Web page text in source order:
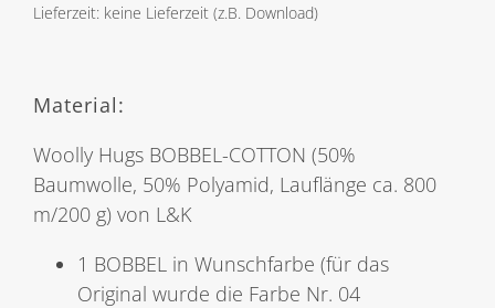
Lieferzeit: keine Lieferzeit (z.B. Download)
Material:
Woolly Hugs BOBBEL-COTTON (50%
Baumwolle, 50% Polyamid, Lauflänge ca. 800
m/200 g) von L&K
1 BOBBEL in Wunschfarbe (für das
Original wurde die Farbe Nr. 04